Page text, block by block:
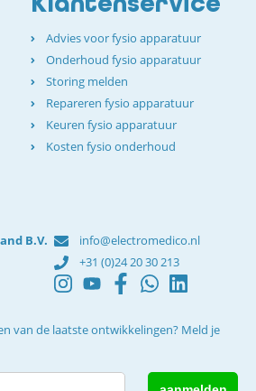
Advies voor fysio apparatuur
Onderhoud fysio apparatuur
Storing melden
Repareren fysio apparatuur
Keuren fysio apparatuur
Kosten fysio onderhoud
B.V.
info@electromedico.nl
+31 (0)24 20 30 213
van de laatste ontwikkelingen? Meld je